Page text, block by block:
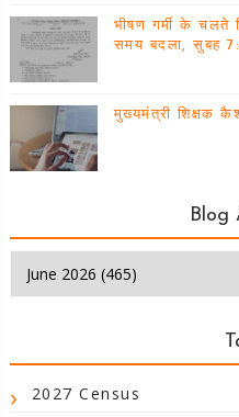
भीषण गर्मी के चलते
समय बदला, सुबह
मुख्यमंत्री शिक्षक
Blog
2027 Census